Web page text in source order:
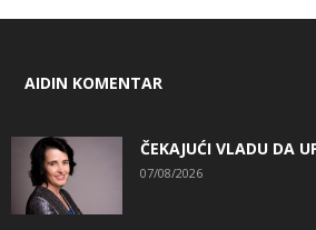
AIDIN KOMENTAR
ČEKAJUĆI VLADU DA
07/08/2026